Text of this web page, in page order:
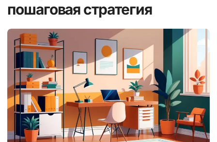
пошаговая стратегия